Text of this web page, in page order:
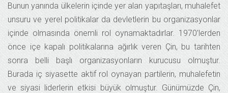
Bunun yanında ülkelerin içinde yer alan yapıtaşları, muhalefet
unsuru ve yerel politikalar da devletlerin bu organizasyonlar
içinde olmasında önemli rol oynamaktadırlar. 1970’lerden
önce içe kapalı politikalarına ağırlık veren Çin, bu tarihten
sonra belli başlı organizasyonların kurucusu olmuştur.
Burada iç siyasette aktif rol oynayan partilerin, muhalefetin
ve siyasi liderlerin etkisi büyük olmuştur. Günümüzde Çin,